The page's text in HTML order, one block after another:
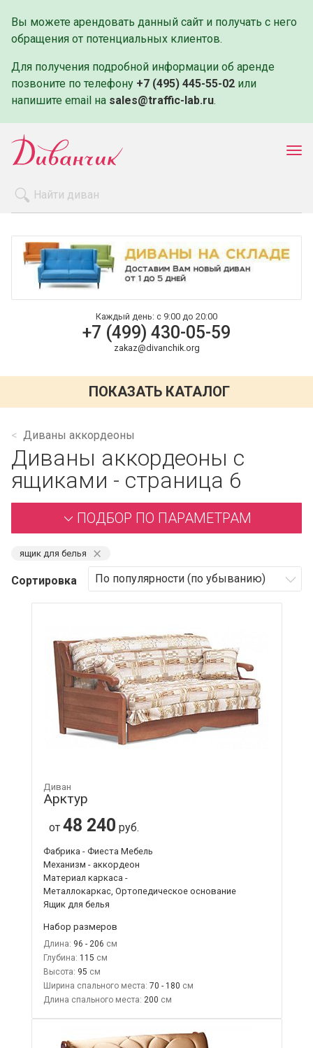
Вы можете арендовать данный сайт и получать с него
обращения от потенциальных клиентов.
Для получения подробной информации об аренде
позвоните по телефону +7 (495) 445-55-02 или
напишите email на sales@traffic-lab.ru.
Оплата и доставка
Контакты
Каждый день: с 9:00 до 20:00
+7 (499) 430-05-59
zakaz@divanchik.org
ПОКАЗАТЬ КАТАЛОГ
Диваны аккордеоны
Диваны аккордеоны с
ящиками - страница 6
ПОДБОР ПО ПАРАМЕТРАМ
ящик для белья ⨯
Сортировка
Диван
Арктур
от 48 240 руб.
Фабрика - Фиеста Мебель
Механизм - аккордеон
Материал каркаса -
Металлокаркас, Ортопедическое основание
Ящик для белья
Набор размеров
Длина: 96 - 206
Глубина: 115
Высота: 95
Ширина спального места: 70 - 180
Длина спального места: 200